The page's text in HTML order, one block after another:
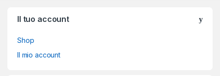
Il tuo account
Shop
Il mio account